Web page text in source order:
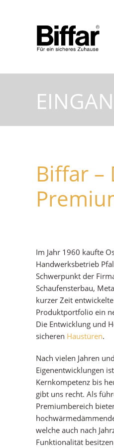
Biffar
Im Jahr 1960 kaufte
Handwerksbetrieb
Schwerpunkt der
Schaufensterbau,
kurzer Zeit
Produktportfolio ein
Die Entwicklung und
sicheren Haustüren.
Nach vielen Jahren
Eigenentwicklungen
Kernkompetenz bis
gibt uns recht. Als
Premiumbereich
welche auch nach
Funktionalität